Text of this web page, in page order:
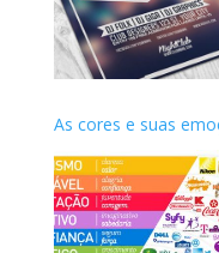
As cores e suas